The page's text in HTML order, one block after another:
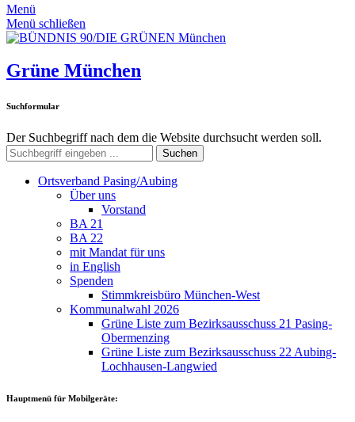
Menü
Menü schließen
Grüne München
Suchformular
Der Suchbegriff nach dem die Website durchsucht werden soll.
Suchen
Ortsverband Pasing/Aubing
Über uns
Vorstand
BA 21
BA 22
mit Mandat für uns
in English
Spenden
Stimmkreisbüro München-West
Kommunalwahl 2026
Grüne Liste zum Bezirksausschuss 21 Pasing-
Obermenzing
Grüne Liste zum Bezirksausschuss 22 Aubing-
Lochhausen-Langwied
Hauptmenü für Mobilgeräte: